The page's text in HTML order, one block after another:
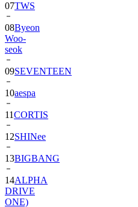
08Byeon
Woo-
seok
09SEVENTEEN
10aespa
11CORTIS
12SHINee
13BIGBANG
14ALPHA
DRIVE
ONE)
15NewJeans